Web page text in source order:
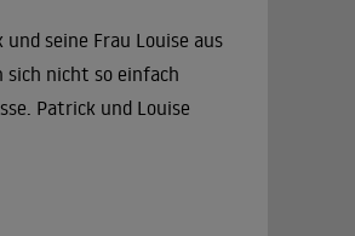
seine Frau Louise aus
sich nicht so einfach
Patrick und Louise